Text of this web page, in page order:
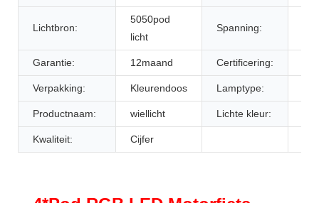
Lichtbron:
5050pod
licht
Spanning:
Garantie: 12maand Certificering:
Verpakking: Kleurendoos Lamptype:
Productnaam: wiellicht Lichte kleur:
Kwaliteit: Cijfer